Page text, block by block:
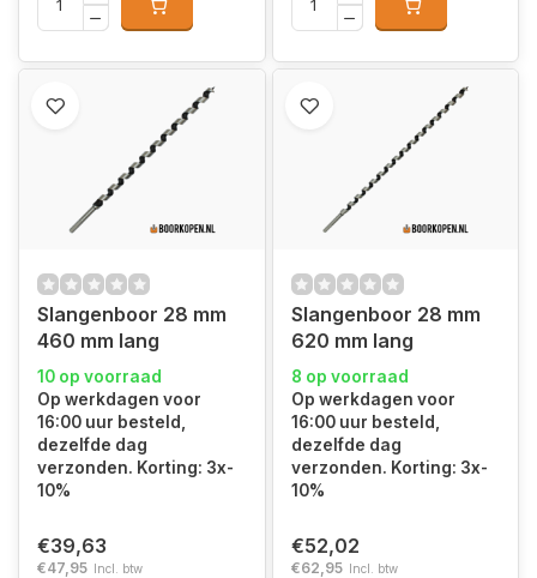
Slangenboor 28 mm
460 mm lang
10 op voorraad
Op werkdagen voor
16:00 uur besteld,
dezelfde dag
verzonden. Korting: 3x-
10%
€39,63
€47,95 Incl. btw
Slangenboor 28 mm
620 mm lang
8 op voorraad
Op werkdagen voor
16:00 uur besteld,
dezelfde dag
verzonden. Korting: 3x-
10%
€52,02
€62,95 Incl. btw